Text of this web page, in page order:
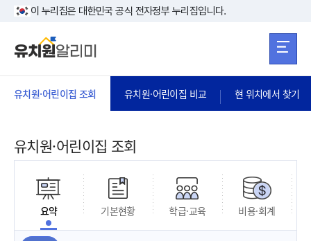
본문 바로가기
이 누리집은 대한민국 공식 전자정부 누리집입니다.
유치원·어린이집 조회 유치원·어린이집 비교 현 위치에서 찾기
유치원·어린이집 조회
요약 기본현황 학급·교육 비용·회계